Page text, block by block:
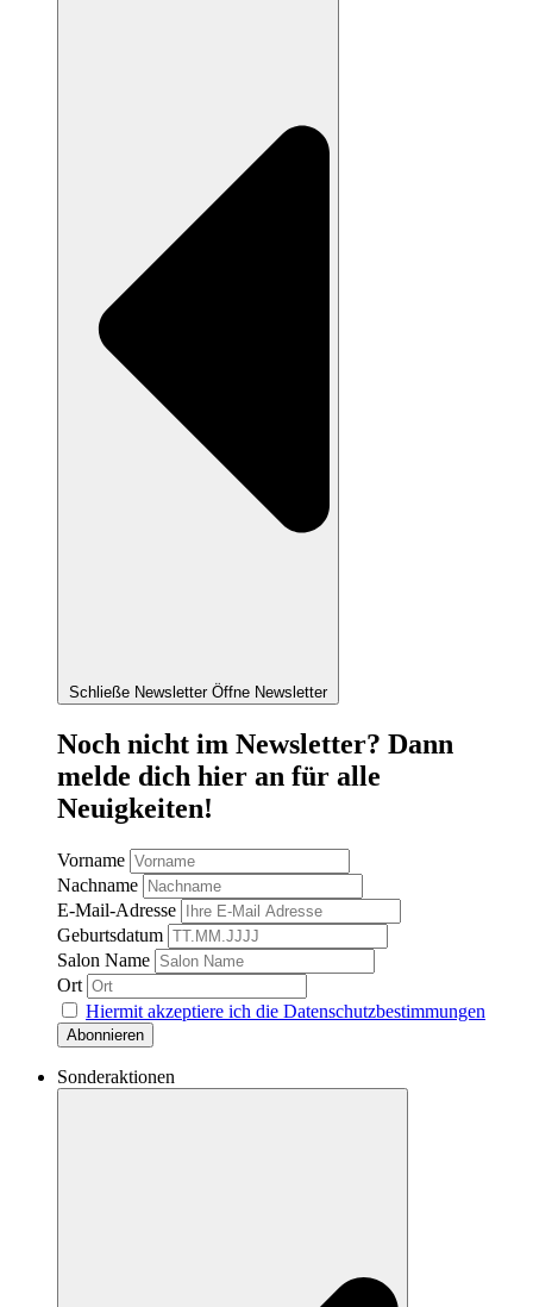
Schließe Newsletter Öffne Newsletter
Noch nicht im Newsletter? Dann
melde dich hier an für alle
Neuigkeiten!
Vorname
Nachname
E-Mail-Adresse
Geburtsdatum
Salon Name
Ort
Hiermit akzeptiere ich die Datenschutzbestimmungen
Sonderaktionen